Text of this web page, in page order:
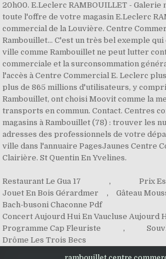
20h00. E.Leclerc RAMBOUILLET - Galerie
toute l'offre de votre magasin E.Leclerc
commercial de la Louvière. Centre
Rambouillet… C'est un très bel exemple
ville comme Rambouillet ne peut lutter
commerciale et la surconsommation
l'accès à Centre Commercial E. Leclerc
plus de 865 millions d'utilisateurs, y
Rambouillet, ont choisi Moovit comme la
transports en commun. Contact. Centres
magasins à Rambouillet (78) : trouver les
adresses des professionnels de votre
ville dans l'annuaire PagesJaunes Centre
Clairière. St Quentin En Yvelines.
Restaurant Le Gua 17 , Prix
Jouet En Bois Gérardmer
, Gâteau
Bach-busoni Chaconne Pdf
Concert Aujourd Hui En Vaucluse Aujourd
Programme Cap Fleuriste
,
Drôme Les Trois Becs